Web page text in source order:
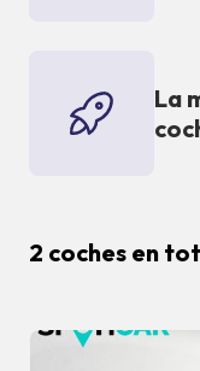
La
2 coches en